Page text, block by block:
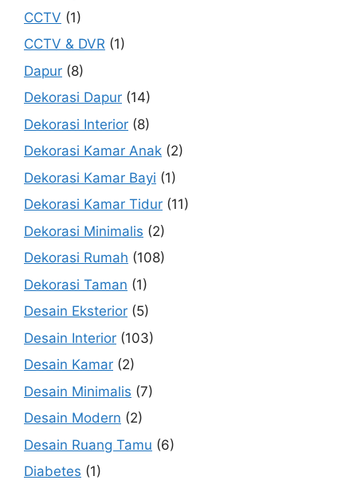
CCTV (1)
CCTV & DVR (1)
Dapur (8)
Dekorasi Dapur (14)
Dekorasi Interior (8)
Dekorasi Kamar Anak (2)
Dekorasi Kamar Bayi (1)
Dekorasi Kamar Tidur (11)
Dekorasi Minimalis (2)
Dekorasi Rumah (108)
Dekorasi Taman (1)
Desain Eksterior (5)
Desain Interior (103)
Desain Kamar (2)
Desain Minimalis (7)
Desain Modern (2)
Desain Ruang Tamu (6)
Diabetes (1)